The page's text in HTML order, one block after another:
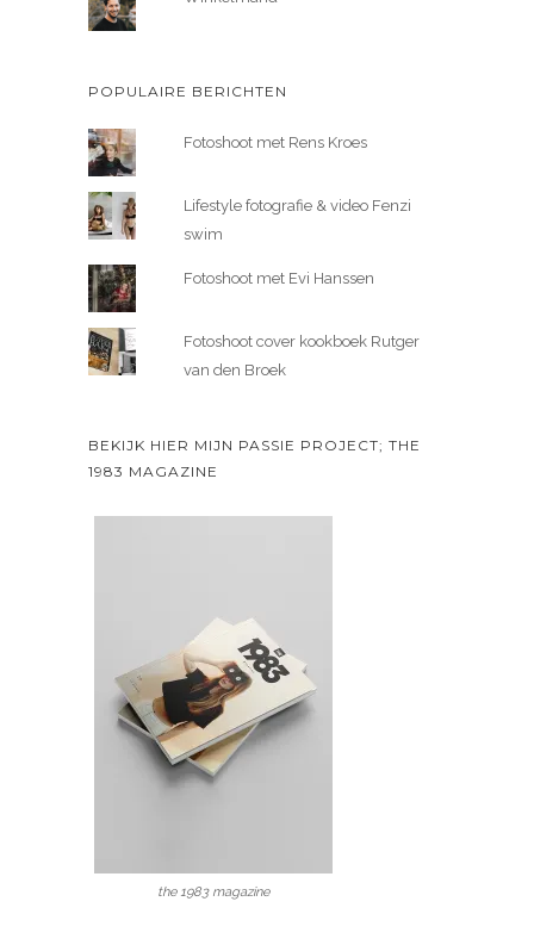
POPULAIRE BERICHTEN
Fotoshoot met Rens Kroes
Lifestyle fotografie & video Fenzi
swim
Fotoshoot met Evi Hanssen
Fotoshoot cover kookboek Rutger
van den Broek
BEKIJK HIER MIJN PASSIE PROJECT; THE
1983 MAGAZINE
the 1983 magazine